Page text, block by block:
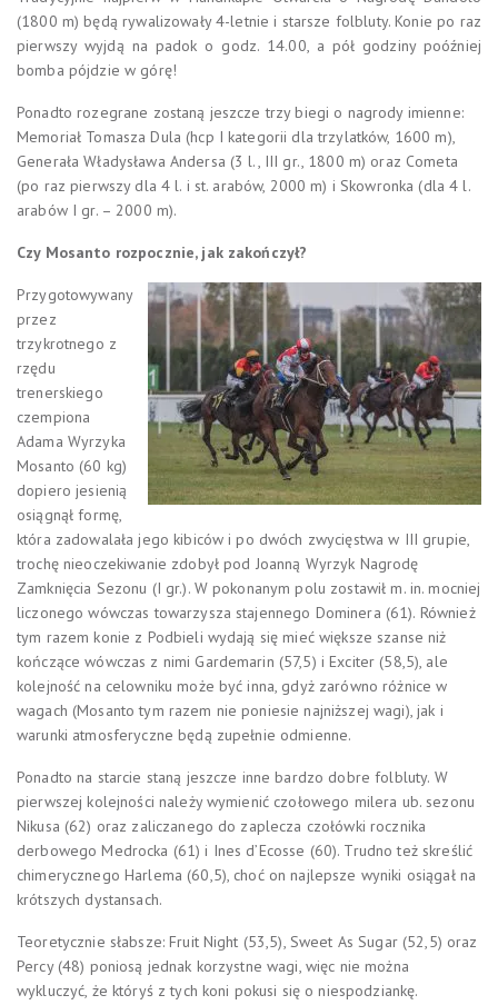
(1800 m) będą rywalizowały 4-letnie i starsze folbluty. Konie po raz
pierwszy wyjdą na padok o godz. 14.00, a pół godziny poóźniej
bomba pójdzie w górę!
Ponadto rozegrane zostaną jeszcze trzy biegi o nagrody imienne:
Memoriał Tomasza Dula (hcp I kategorii dla trzylatków, 1600 m),
Generała Władysława Andersa (3 l., III gr., 1800 m) oraz Cometa
(po raz pierwszy dla 4 l. i st. arabów, 2000 m) i Skowronka (dla 4 l.
arabów I gr. – 2000 m).
Czy Mosanto rozpocznie, jak zakończył?
Przygotowywany
przez
trzykrotnego z
rzędu
trenerskiego
czempiona
Adama Wyrzyka
Mosanto (60 kg)
dopiero jesienią
osiągnął formę,
która zadowalała jego kibiców i po dwóch zwycięstwa w III grupie,
trochę nieoczekiwanie zdobył pod Joanną Wyrzyk Nagrodę
Zamknięcia Sezonu (I gr.). W pokonanym polu zostawił m. in. mocniej
liczonego wówczas towarzysza stajennego Dominera (61). Również
tym razem konie z Podbieli wydają się mieć większe szanse niż
kończące wówczas z nimi Gardemarin (57,5) i Exciter (58,5), ale
kolejność na celowniku może być inna, gdyż zarówno różnice w
wagach (Mosanto tym razem nie poniesie najniższej wagi), jak i
warunki atmosferyczne będą zupełnie odmienne.
Ponadto na starcie staną jeszcze inne bardzo dobre folbluty. W
pierwszej kolejności należy wymienić czołowego milera ub. sezonu
Nikusa (62) oraz zaliczanego do zaplecza czołówki rocznika
derbowego Medrocka (61) i Ines d’Ecosse (60). Trudno też skreślić
chimerycznego Harlema (60,5), choć on najlepsze wyniki osiągał na
krótszych dystansach.
Teoretycznie słabsze: Fruit Night (53,5), Sweet As Sugar (52,5) oraz
Percy (48) poniosą jednak korzystne wagi, więc nie można
wykluczyć, że któryś z tych koni pokusi się o niespodziankę.